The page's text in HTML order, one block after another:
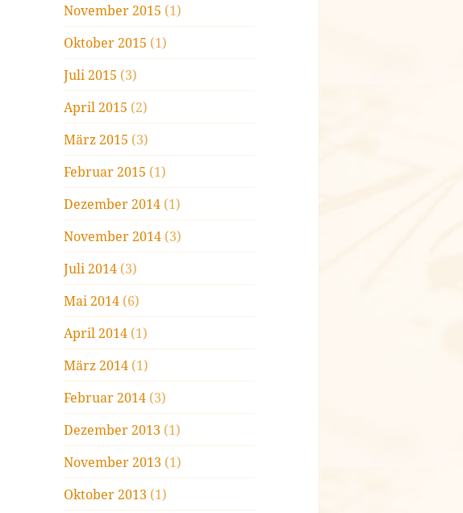
November 2015 (1)
Oktober 2015 (1)
Juli 2015 (3)
April 2015 (2)
März 2015 (3)
Februar 2015 (1)
Dezember 2014 (1)
November 2014 (3)
Juli 2014 (3)
Mai 2014 (6)
April 2014 (1)
März 2014 (1)
Februar 2014 (3)
Dezember 2013 (1)
November 2013 (1)
Oktober 2013 (1)